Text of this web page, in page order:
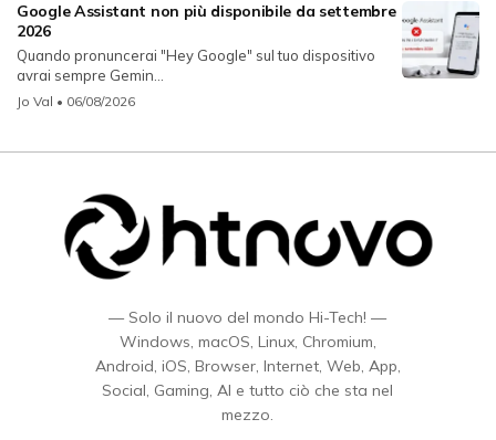
Google Assistant non più disponibile da settembre
2026
Quando pronuncerai "Hey Google" sul tuo dispositivo
avrai sempre Gemin...
Jo Val • 06/08/2026
— Solo il nuovo del mondo Hi-Tech! —
Windows, macOS, Linux, Chromium,
Android, iOS, Browser, Internet, Web, App,
Social, Gaming, AI e tutto ciò che sta nel
mezzo.